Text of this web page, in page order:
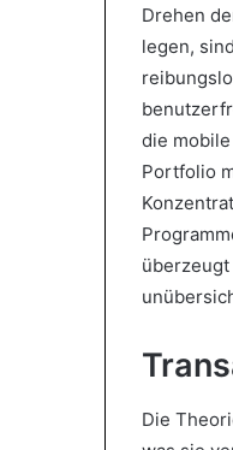
Drehen
legen,
die
Portfolio
Die